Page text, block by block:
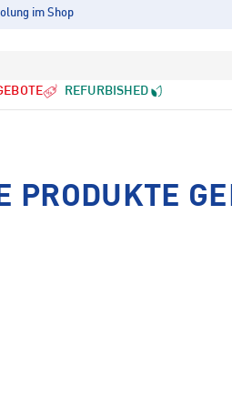
im Shop
REFURBISHED
PRODUKTE